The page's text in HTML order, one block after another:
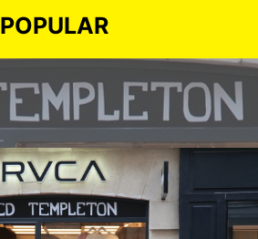
POPULAR